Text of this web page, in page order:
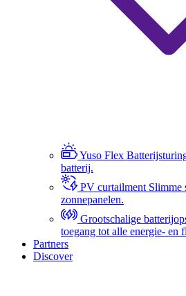
Yuso Flex
batterij.
PV curtailment Slimme
zonnepanelen.
Grootschalige
toegang tot alle energie- en
Partners
Discover